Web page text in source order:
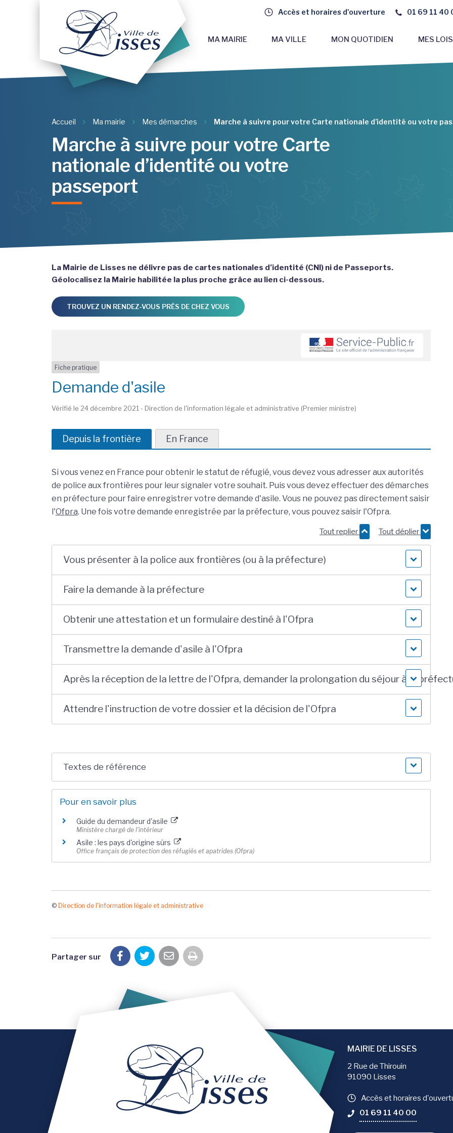
Accès et horaires d'ouverture 01 69 11 40
MA MAIRIE MA VILLE MON QUOTIDIEN MES
Accueil Ma mairie Mes démarches Marche à suivre pour votre Carte nationale d’identité ou votre
Marche à suivre pour votre Carte
nationale d’identité ou votre
passeport
La Mairie de Lisses ne délivre pas de cartes nationales d’identité (CNI) ni de Passeports.
Géolocalisez la Mairie habilitée la plus proche grâce au lien ci-dessous.
TROUVEZ UN RENDEZ-VOUS PRÈS DE CHEZ VOUS
Fiche pratique
Demande d'asile
Vérifié le 24 décembre 2021 - Direction de l'information légale et administrative (Premier ministre)
Depuis la frontière En France
Si vous venez en France pour obtenir le statut de réfugié, vous devez vous adresser aux autorités
de police aux frontières pour leur signaler votre souhait. Puis vous devez effectuer des démarches
en préfecture pour faire enregistrer votre demande d'asile. Vous ne pouvez pas directement saisir
l'Ofpra. Une fois votre demande enregistrée par la préfecture, vous pouvez saisir l'Ofpra.
Tout replier Tout déplier
Vous présenter à la police aux frontières (ou à la préfecture)
Faire la demande à la préfecture
Obtenir une attestation et un formulaire destiné à l'Ofpra
Transmettre la demande d'asile à l'Ofpra
Après la réception de la lettre de l'Ofpra, demander la prolongation du séjour à la
Attendre l'instruction de votre dossier et la décision de l'Ofpra
Textes de référence
Pour en savoir plus
Guide du demandeur d'asile
Ministère chargé de l'intérieur
Asile : les pays d'origine sûrs
Office français de protection des réfugiés et apatrides (Ofpra)
© Direction de l'information légale et administrative
Partager sur Imprimer la page
MAIRIE DE LISSES
2 Rue de Thirouin
91090 Lisses
Accès et horaires
01 69 11 40 00